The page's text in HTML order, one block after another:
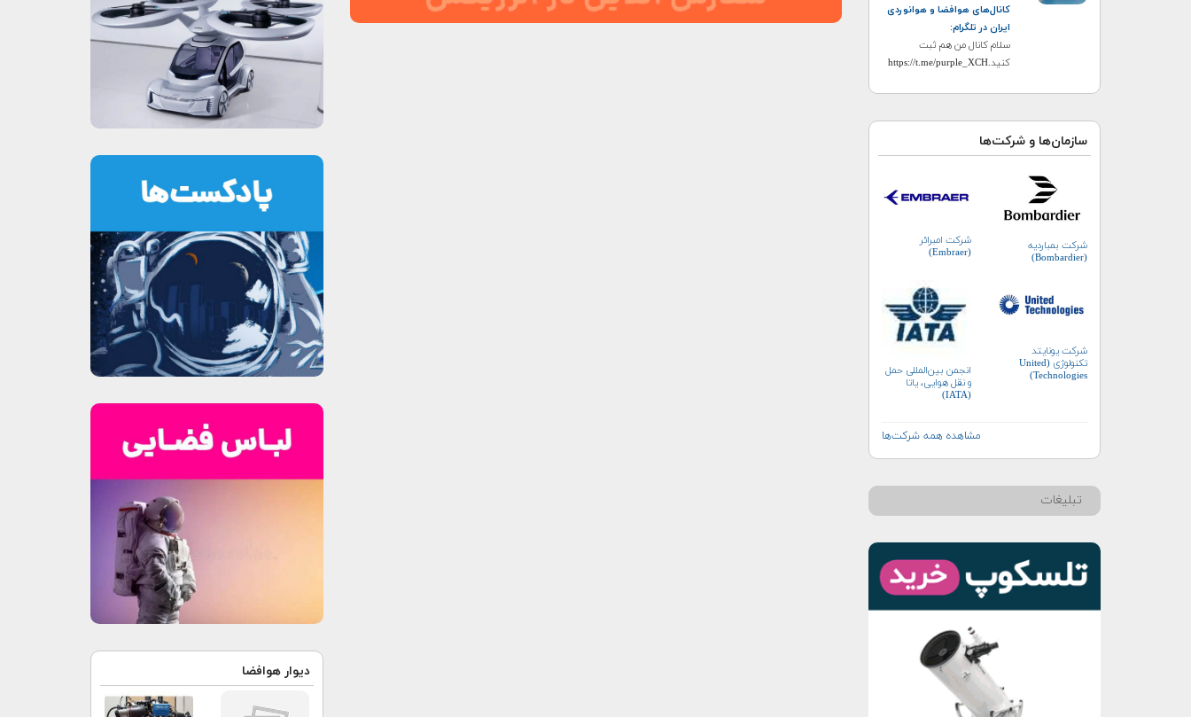
کانال‌های هوافضا و هوانوردی
ایران در تلگرام:
سلام کانال من هم ثبت
کنید.https://t.me/purple_XCH
سازمان‌ها و شرکت‌ها
شرکت بمباردیه
(Bombardier)
شرکت امبرائر
(Embraer)
شرکت یونایتد
تکنولوژی (United
Technologies)
انجمن بین‌المللی حمل
و نقل هوایی، یاتا
(IATA)
مشاهده همه شرکت‌ها
تبلیغات
دیوار هوافضا